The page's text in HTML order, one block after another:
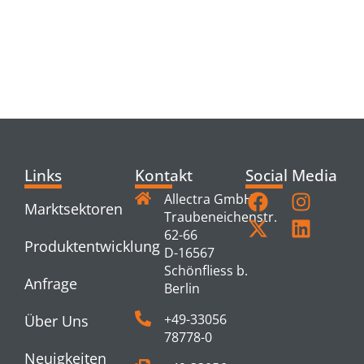
Links
Marktsektoren
Produktentwicklung
Anfrage
Über Uns
Neuigkeiten
Kontakt
Allectra GmbH
Traubeneichenstr.
62-66
D-16567
Schönfliess b.
Berlin
+49-33056
78778-0
Social Media